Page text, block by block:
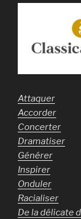
Attaquer
Accorder
Concerter
Dramatiser
Générer
Inspirer
Onduler
Racialiser
De la délicate